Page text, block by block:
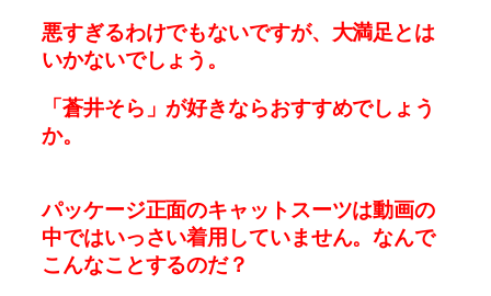
悪すぎるわけでもないですが、大満足とは
いかないでしょう。
「蒼井そら」が好きならおすすめでしょう
か。
パッケージ正面のキャットスーツは動画の
中ではいっさい着用していません。なんで
こんなことするのだ？